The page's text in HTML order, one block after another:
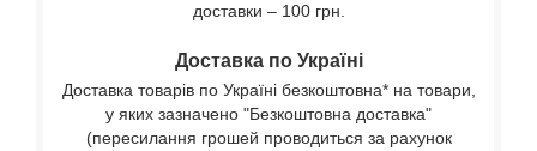
доставки – 100 грн.
Доставка по Україні
Доставка товарів по Україні безкоштовна* на товари,
у яких зазначено "Безкоштовна доставка"
(пересилання грошей проводиться за рахунок